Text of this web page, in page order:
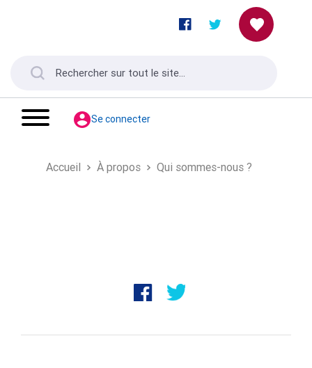
Se connecter
Accueil À propos Qui sommes-nous ?